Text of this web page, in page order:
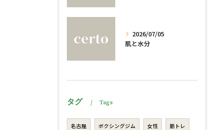
2026/07/05
肌と水分
タグ Tags
名古屋 ボクシングジム 女性 筋トレ